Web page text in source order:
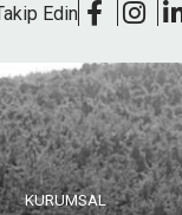
Edin
KURUMSAL